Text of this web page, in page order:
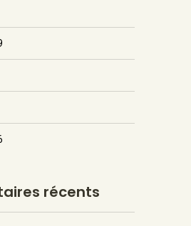
récents